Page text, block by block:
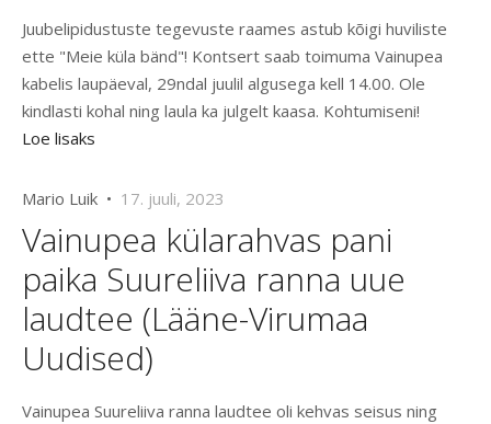
Juubelipidustuste tegevuste raames astub kõigi huviliste
ette "Meie küla bänd"! Kontsert saab toimuma Vainupea
kabelis laupäeval, 29ndal juulil algusega kell 14.00. Ole
kindlasti kohal ning laula ka julgelt kaasa. Kohtumiseni!
Loe lisaks
Mario Luik • 17. juuli, 2023
Vainupea külarahvas pani
paika Suureliiva ranna uue
laudtee (Lääne-Virumaa
Uudised)
Vainupea Suureliiva ranna laudtee oli kehvas seisus ning